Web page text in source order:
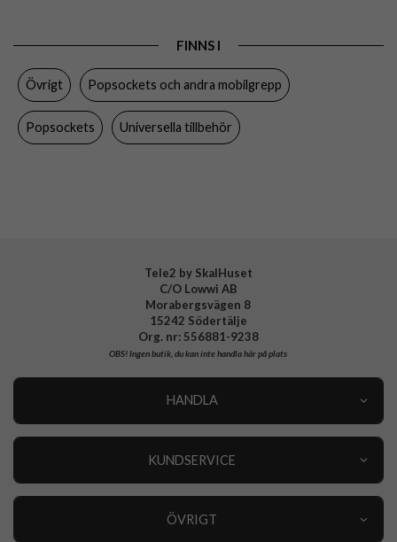
Material
Varumärke
Tillverkarens art nr
FINNS I
Övrigt Popsockets och andra mobilgrepp
Popsockets Universella tillbehör
Tele2 by SkalHuset
C/O Lowwi AB
Morabergsvägen 8
15242 Södertälje
Org. nr: 556881-9238
OBS!Ingen butik, du kan inte handla här på plats
HANDLA
KUNDSERVICE
ÖVRIGT